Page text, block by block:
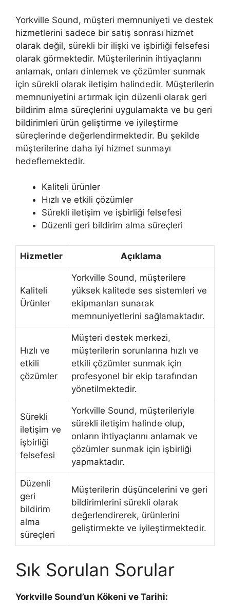
Yorkville Sound, müşteri memnuniyeti ve destek
hizmetlerini sadece bir satış sonrası hizmet
olarak değil, sürekli bir ilişki ve işbirliği felsefesi
olarak görmektedir. Müşterilerinin ihtiyaçlarını
anlamak, onları dinlemek ve çözümler sunmak
için sürekli olarak iletişim halindedir. Müşterilerin
memnuniyetini artırmak için düzenli olarak geri
bildirim alma süreçlerini uygulamakta ve bu geri
bildirimleri ürün geliştirme ve iyileştirme
süreçlerinde değerlendirmektedir. Bu şekilde
müşterilerine daha iyi hizmet sunmayı
hedeflemektedir.
Kaliteli ürünler
Hızlı ve etkili çözümler
Sürekli iletişim ve işbirliği felsefesi
Düzenli geri bildirim alma süreçleri
Hizmetler Açıklama
Kaliteli
Ürünler
Yorkville Sound, müşterilere
yüksek kalitede ses sistemleri ve
ekipmanları sunarak
memnuniyetlerini sağlamaktadır.
Hızlı ve
etkili
çözümler
Müşteri destek merkezi,
müşterilerin sorunlarına hızlı ve
etkili çözümler sunmak için
profesyonel bir ekip tarafından
yönetilmektedir.
Sürekli
iletişim ve
işbirliği
felsefesi
Yorkville Sound, müşterileriyle
sürekli iletişim halinde olup,
onların ihtiyaçlarını anlamak ve
çözümler sunmak için işbirliği
yapmaktadır.
Düzenli
geri
bildirim
alma
süreçleri
Müşterilerin düşüncelerini ve geri
bildirimlerini sürekli olarak
değerlendirerek, ürünlerini
geliştirmekte ve iyileştirmektedir.
Sık Sorulan Sorular
Yorkville Sound’un Kökeni ve Tarihi: